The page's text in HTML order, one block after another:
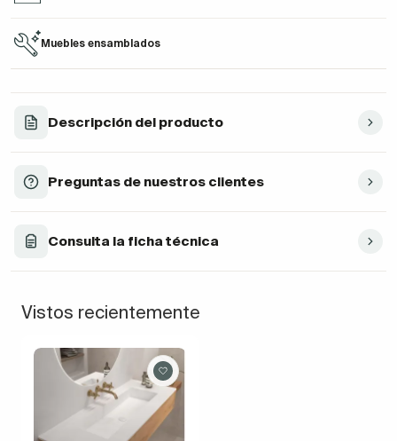
Muebles ensamblados
Descripción del producto
Preguntas de nuestros clientes
Consulta la ficha técnica
Vistos recientemente